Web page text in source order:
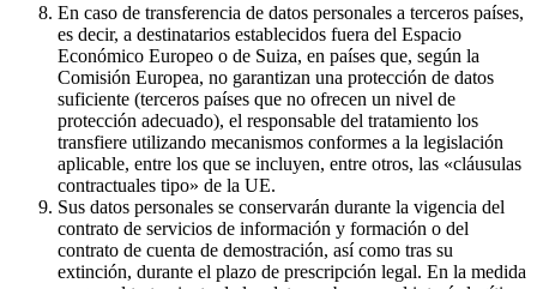
En caso de transferencia de datos personales a terceros países,
es decir, a destinatarios establecidos fuera del Espacio
Económico Europeo o de Suiza, en países que, según la
Comisión Europea, no garantizan una protección de datos
suficiente (terceros países que no ofrecen un nivel de
protección adecuado), el responsable del tratamiento los
transfiere utilizando mecanismos conformes a la legislación
aplicable, entre los que se incluyen, entre otros, las «cláusulas
contractuales tipo» de la UE.
Sus datos personales se conservarán durante la vigencia del
contrato de servicios de información y formación o del
contrato de cuenta de demostración, así como tras su
extinción, durante el plazo de prescripción legal. En la medida